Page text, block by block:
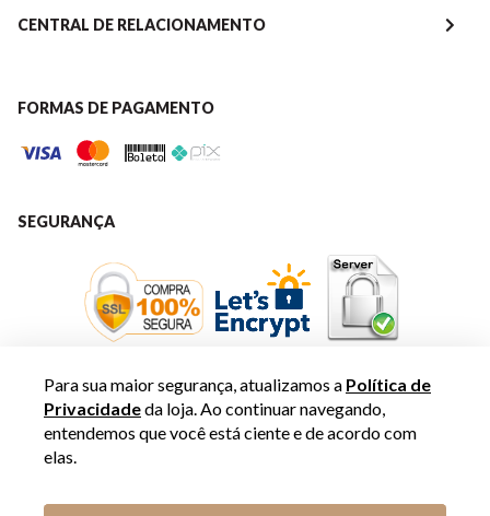
Para sua maior segurança, atualizamos a Política de
Privacidadeda loja. Ao continuar navegando,
entendemos que você está ciente e de acordo com
elas.
CENTRAL DE RELACIONAMENTO
FORMAS DE PAGAMENTO
SEGURANÇA